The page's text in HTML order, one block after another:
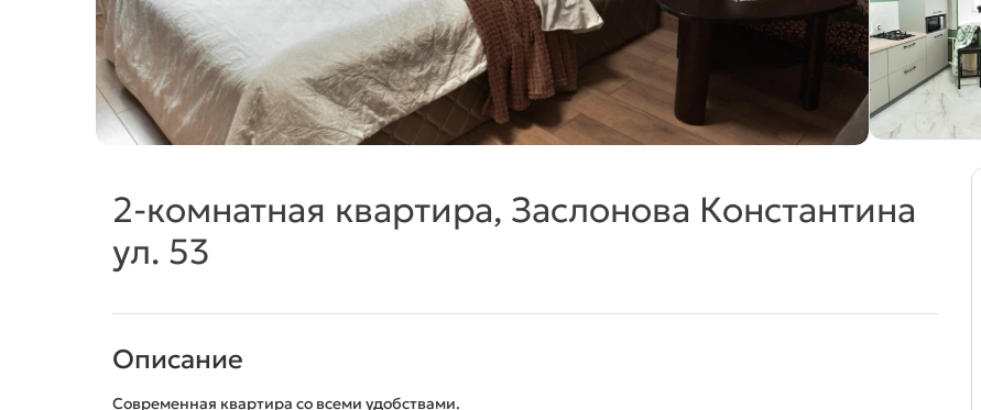
2-комнатная квартира, Заслонова Константина
ул. 53
Описание
Современная квартира со всеми удобствами.